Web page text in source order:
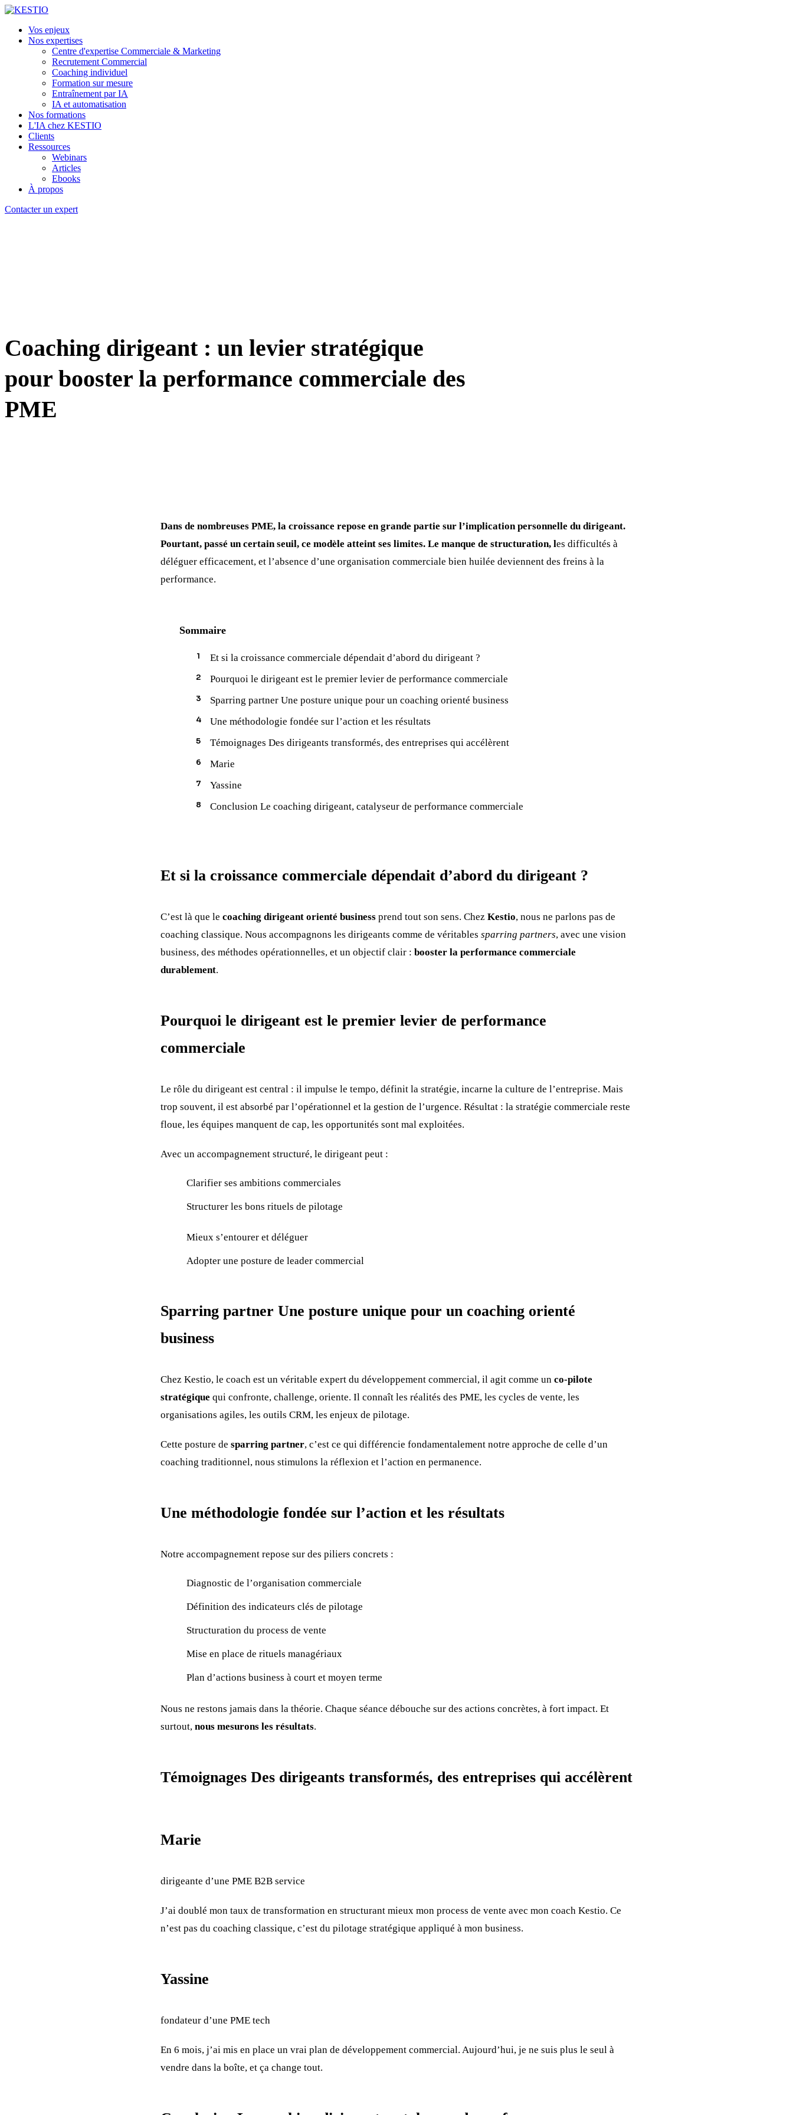
Vos enjeux
Nos expertises
Centre d'expertise Commerciale & Marketing
Recrutement Commercial
Coaching individuel
Formation sur mesure
Entraînement par IA
IA et automatisation
Nos formations
L'IA chez KESTIO
Clients
Ressources
Webinars
Articles
Ebooks
À propos
Contacter un expert
Coaching dirigeant : un levier stratégique
pour booster la performance commerciale des
PME
Dans de nombreuses PME, la croissance repose en grande partie sur l’implication personnelle du dirigeant.
Pourtant, passé un certain seuil, ce modèle atteint ses limites. Le manque de structuration, les difficultés à
déléguer efficacement, et l’absence d’une organisation commerciale bien huilée deviennent des freins à la
performance.
Sommaire
Et si la croissance commerciale dépendait d’abord du dirigeant ?
Pourquoi le dirigeant est le premier levier de performance commerciale
Sparring partner Une posture unique pour un coaching orienté business
Une méthodologie fondée sur l’action et les résultats
Témoignages Des dirigeants transformés, des entreprises qui accélèrent
Marie
Yassine
Conclusion Le coaching dirigeant, catalyseur de performance commerciale
Et si la croissance commerciale dépendait d’abord du dirigeant ?
C’est là que le coaching dirigeant orienté business prend tout son sens. Chez Kestio, nous ne parlons pas de
coaching classique. Nous accompagnons les dirigeants comme de véritables sparring partners, avec une vision
business, des méthodes opérationnelles, et un objectif clair : booster la performance commerciale
durablement.
Pourquoi le dirigeant est le premier levier de performance
commerciale
Le rôle du dirigeant est central : il impulse le tempo, définit la stratégie, incarne la culture de l’entreprise. Mais
trop souvent, il est absorbé par l’opérationnel et la gestion de l’urgence. Résultat : la stratégie commerciale reste
floue, les équipes manquent de cap, les opportunités sont mal exploitées.
Avec un accompagnement structuré, le dirigeant peut :
Clarifier ses ambitions commerciales
Structurer les bons rituels de pilotage
Mieux s’entourer et déléguer
Adopter une posture de leader commercial
Sparring partner Une posture unique pour un coaching orienté
business
Chez Kestio, le coach est un véritable expert du développement commercial, il agit comme un co-pilote
stratégique qui confronte, challenge, oriente. Il connaît les réalités des PME, les cycles de vente, les
organisations agiles, les outils CRM, les enjeux de pilotage.
Cette posture de sparring partner, c’est ce qui différencie fondamentalement notre approche de celle d’un
coaching traditionnel, nous stimulons la réflexion et l’action en permanence.
Une méthodologie fondée sur l’action et les résultats
Notre accompagnement repose sur des piliers concrets :
Diagnostic de l’organisation commerciale
Définition des indicateurs clés de pilotage
Structuration du process de vente
Mise en place de rituels managériaux
Plan d’actions business à court et moyen terme
Nous ne restons jamais dans la théorie. Chaque séance débouche sur des actions concrètes, à fort impact. Et
surtout, nous mesurons les résultats.
Témoignages Des dirigeants transformés, des entreprises qui accélèrent
Marie
dirigeante d’une PME B2B service
J’ai doublé mon taux de transformation en structurant mieux mon process de vente avec mon coach Kestio. Ce
n’est pas du coaching classique, c’est du pilotage stratégique appliqué à mon business.
Yassine
fondateur d’une PME tech
En 6 mois, j’ai mis en place un vrai plan de développement commercial. Aujourd’hui, je ne suis plus le seul à
vendre dans la boîte, et ça change tout.